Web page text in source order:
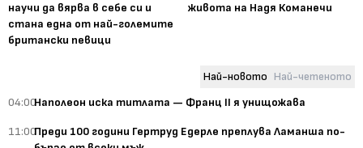
научи да вярва в себе си и
стана една от най-големите
британски певици
живота на Надя Команечи
Най-новото Най-четеното
04:00Наполеон иска титлата — Франц II я унищожава
11:00Преди 100 години Гертруд Едерле преплува Ламанша по-